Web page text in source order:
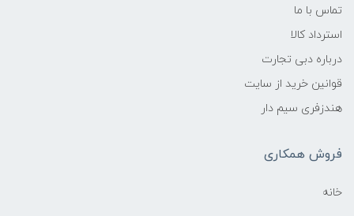
تماس با ما
استرداد کالا
درباره دبی تجارت
قوانین خرید از سایت
هندزفری سیم دار
فروش همکاری
خانه